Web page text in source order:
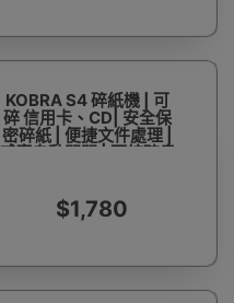
KOBRA S4 碎紙機 | 可
碎 信用卡、CD| 安全保
密碎紙 | 便捷文件處理 |
感應自動開關 | 可絞碎書
$1,780